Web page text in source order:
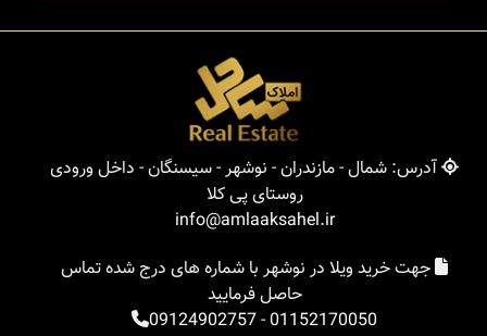
آدرس: شمال - مازندران - نوشهر - سیسنگان - داخل ورودی
روستای پی کلا
info@amlaaksahel.ir
جهت خرید ویلا در نوشهر با شماره های درج شده تماس
حاصل فرمایید
01152170050
-
09124902757